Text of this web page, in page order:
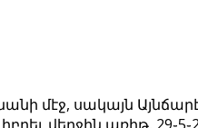
մէջ, սակայն